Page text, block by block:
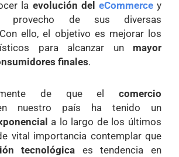
la evolución del eCommercey
provecho de sus diversas
ello, el objetivo es mejorar los
para alcanzar un mayor
finales.
de que el comercio
nuestro país ha tenido un
a lo largo de los últimos
vital importancia contemplar que
tecnológica es tendencia en